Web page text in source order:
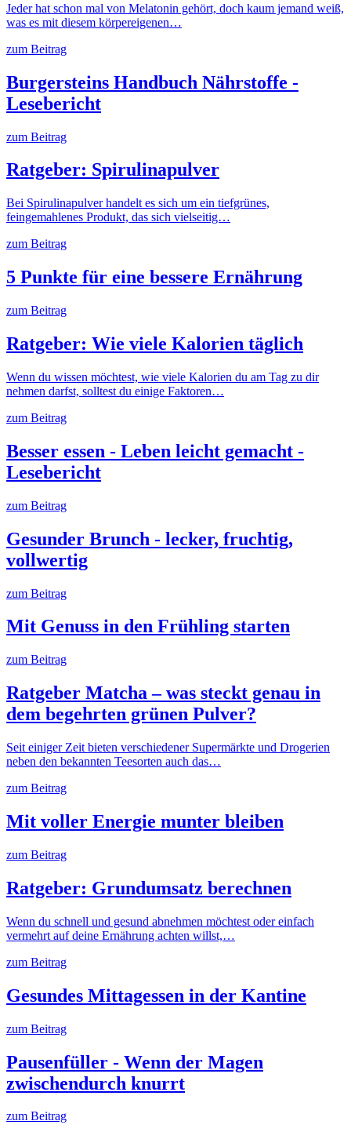
Jeder hat schon mal von Melatonin gehört, doch kaum jemand weiß,
was es mit diesem körpereigenen…
zum Beitrag
Burgersteins Handbuch Nährstoffe -
Lesebericht
zum Beitrag
Ratgeber: Spirulinapulver
Bei Spirulinapulver handelt es sich um ein tiefgrünes,
feingemahlenes Produkt, das sich vielseitig…
zum Beitrag
5 Punkte für eine bessere Ernährung
zum Beitrag
Ratgeber: Wie viele Kalorien täglich
Wenn du wissen möchtest, wie viele Kalorien du am Tag zu dir
nehmen darfst, solltest du einige Faktoren…
zum Beitrag
Besser essen - Leben leicht gemacht -
Lesebericht
zum Beitrag
Gesunder Brunch - lecker, fruchtig,
vollwertig
zum Beitrag
Mit Genuss in den Frühling starten
zum Beitrag
Ratgeber Matcha – was steckt genau in
dem begehrten grünen Pulver?
Seit einiger Zeit bieten verschiedener Supermärkte und Drogerien
neben den bekannten Teesorten auch das…
zum Beitrag
Mit voller Energie munter bleiben
zum Beitrag
Ratgeber: Grundumsatz berechnen
Wenn du schnell und gesund abnehmen möchtest oder einfach
vermehrt auf deine Ernährung achten willst,…
zum Beitrag
Gesundes Mittagessen in der Kantine
zum Beitrag
Pausenfüller - Wenn der Magen
zwischendurch knurrt
zum Beitrag